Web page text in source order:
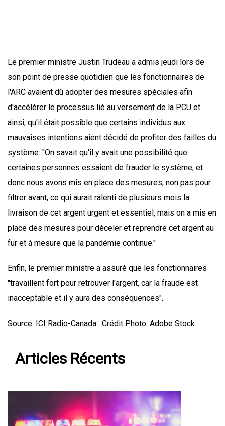
Le premier ministre Justin Trudeau a admis jeudi lors de
son point de presse quotidien que les fonctionnaires de
l'ARC avaient dû adopter des mesures spéciales afin
d'accélérer le processus lié au versement de la PCU et
ainsi, qu'il était possible que certains individus aux
mauvaises intentions aient décidé de profiter des failles du
système: "On savait qu'il y avait une possibilité que
certaines personnes essaient de frauder le système, et
donc nous avons mis en place des mesures, non pas pour
filtrer avant, ce qui aurait ralenti de plusieurs mois la
livraison de cet argent urgent et essentiel, mais on a mis en
place des mesures pour déceler et reprendre cet argent au
fur et à mesure que la pandémie continue."
Enfin, le premier ministre a assuré que les fonctionnaires
"travaillent fort pour retrouver l'argent, car la fraude est
inacceptable et il y aura des conséquences".
Source: ICI Radio-Canada · Crédit Photo: Adobe Stock
Articles Récents